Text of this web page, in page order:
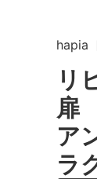
hapia
リ
扉
ア
ラ